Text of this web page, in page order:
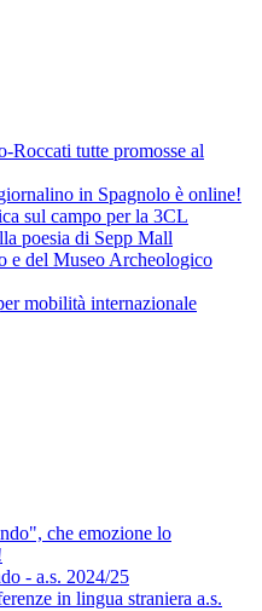
Roccati tutte promosse al
in Spagnolo è online!
sul campo per la 3CL
poesia di Sepp Mall
e del Museo Archeologico
mobilità internazionale
che emozione lo
- a.s. 2024/25
in lingua straniera a.s.